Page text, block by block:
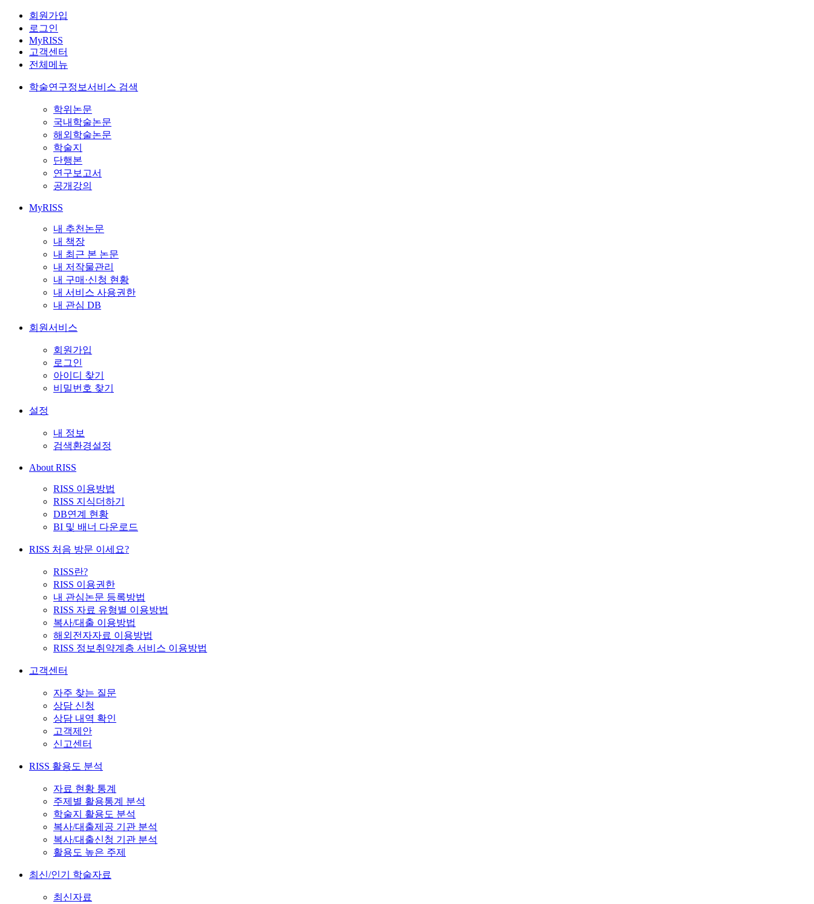
회원가입
로그인
MyRISS
고객센터
전체메뉴
학술연구정보서비스 검색
학위논문
국내학술논문
해외학술논문
학술지
단행본
연구보고서
공개강의
MyRISS
내 추천논문
내 책장
내 최근 본 논문
내 저작물관리
내 구매·신청 현황
내 서비스 사용권한
내 관심 DB
회원서비스
회원가입
로그인
아이디 찾기
비밀번호 찾기
설정
내 정보
검색환경설정
About RISS
RISS 이용방법
RISS 지식더하기
DB연계 현황
BI 및 배너 다운로드
RISS 처음 방문 이세요?
RISS란?
RISS 이용권한
내 관심논문 등록방법
RISS 자료 유형별 이용방법
복사/대출 이용방법
해외전자자료 이용방법
RISS 정보취약계층 서비스 이용방법
고객센터
자주 찾는 질문
상담 신청
상담 내역 확인
고객제안
신고센터
RISS 활용도 분석
자료 현황 통계
주제별 활용통계 분석
학술지 활용도 분석
복사/대출제공 기관 분석
복사/대출신청 기관 분석
활용도 높은 주제
최신/인기 학술자료
최신자료